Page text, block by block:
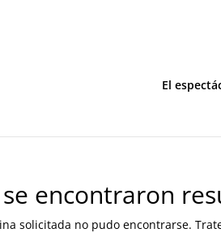
El
encontraron
solicitada no pudo encontrarse.